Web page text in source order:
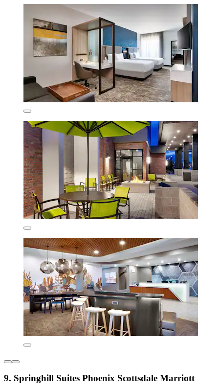
9. Springhill Suites Phoenix Scottsdale Marriott